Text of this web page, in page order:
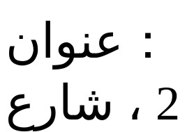
عنوان：
رقم 2 ، شارع